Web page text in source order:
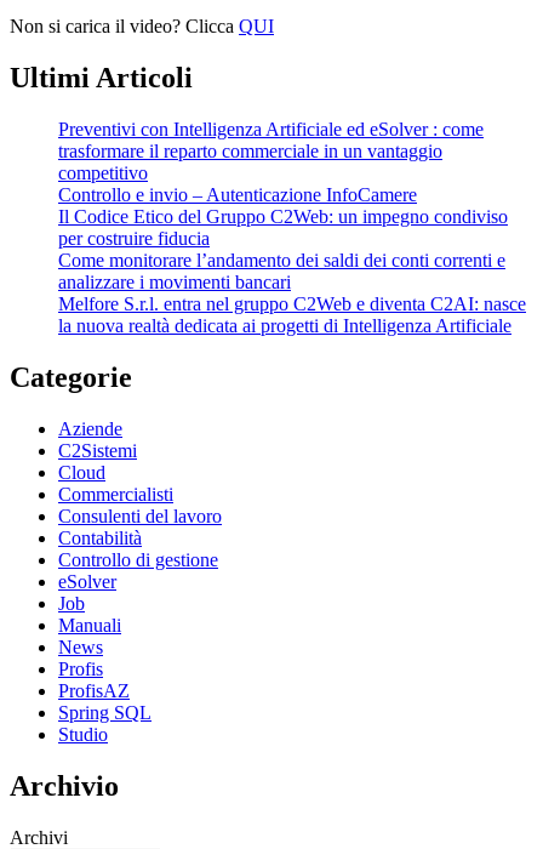
Non si carica il video? Clicca QUI
Ultimi Articoli
Preventivi con Intelligenza Artificiale ed eSolver : come
trasformare il reparto commerciale in un vantaggio
competitivo
Controllo e invio – Autenticazione InfoCamere
Il Codice Etico del Gruppo C2Web: un impegno condiviso
per costruire fiducia
Come monitorare l’andamento dei saldi dei conti correnti e
analizzare i movimenti bancari
Melfore S.r.l. entra nel gruppo C2Web e diventa C2AI: nasce
la nuova realtà dedicata ai progetti di Intelligenza Artificiale
Categorie
Aziende
C2Sistemi
Cloud
Commercialisti
Consulenti del lavoro
Contabilità
Controllo di gestione
eSolver
Job
Manuali
News
Profis
ProfisAZ
Spring SQL
Studio
Archivio
Archivi